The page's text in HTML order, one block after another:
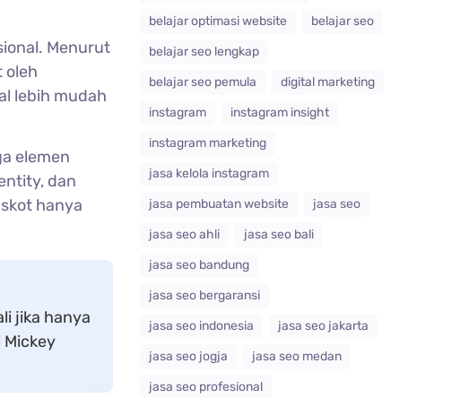
Menurut
oleh
lebih mudah
elemen
dan
hanya
jika hanya
belajar optimasi website
belajar seo
belajar seo lengkap
belajar seo pemula
digital marketing
instagram
instagram insight
instagram marketing
jasa kelola instagram
jasa pembuatan website
jasa seo
jasa seo ahli
jasa seo bali
jasa seo bandung
jasa seo bergaransi
jasa seo indonesia
jasa seo jakarta
jasa seo jogja
jasa seo medan
jasa seo profesional